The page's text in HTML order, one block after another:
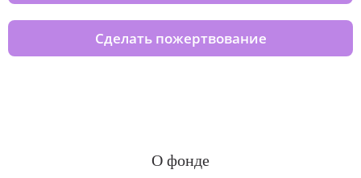
Сделать пожертвование
О фонде